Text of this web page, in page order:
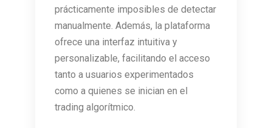
prácticamente imposibles de detectar
manualmente. Además, la plataforma
ofrece una interfaz intuitiva y
personalizable, facilitando el acceso
tanto a usuarios experimentados
como a quienes se inician en el
trading algorítmico.